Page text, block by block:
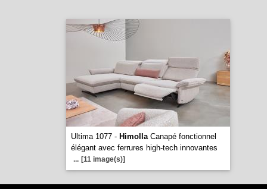
Ultima 1077 - HimollaCanapé fonctionnel
élégant avec ferrures high-tech innovantes
... [11 image(s)]